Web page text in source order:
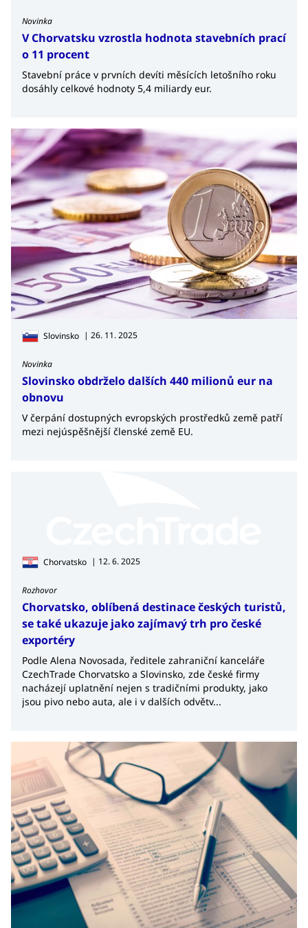
Novinka
V Chorvatsku vzrostla hodnota stavebních prací
o 11 procent
Stavební práce v prvních devíti měsících letošního roku
dosáhly celkové hodnoty 5,4 miliardy eur.
Slovinsko | 26. 11. 2025
Novinka
Slovinsko obdrželo dalších 440 milionů eur na
obnovu
V čerpání dostupných evropských prostředků země patří
mezi nejúspěšnější členské země EU.
Chorvatsko | 12. 6. 2025
Rozhovor
Chorvatsko, oblíbená destinace českých turistů,
se také ukazuje jako zajímavý trh pro české
exportéry
Podle Alena Novosada, ředitele zahraniční kanceláře
CzechTrade Chorvatsko a Slovinsko, zde české firmy
nacházejí uplatnění nejen s tradičními produkty, jako
jsou pivo nebo auta, ale i v dalších odvětv...